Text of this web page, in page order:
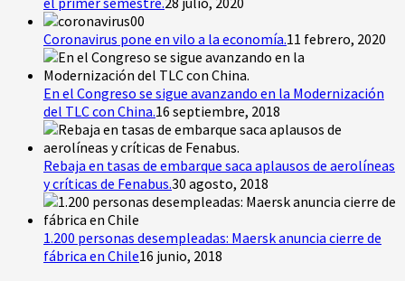
Coronavirus pone en vilo a la economía.11 febrero, 2020
En el Congreso se sigue avanzando en la Modernización
del TLC con China.16 septiembre, 2018
Rebaja en tasas de embarque saca aplausos de aerolíneas
y críticas de Fenabus.30 agosto, 2018
1.200 personas desempleadas: Maersk anuncia cierre de
fábrica en Chile16 junio, 2018